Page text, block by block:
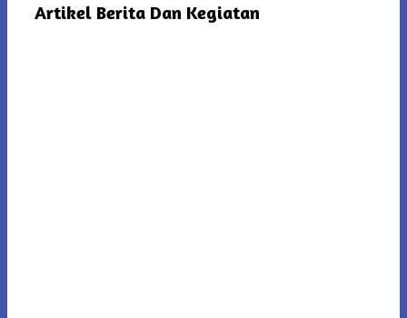
Artikel Berita Dan Kegiatan